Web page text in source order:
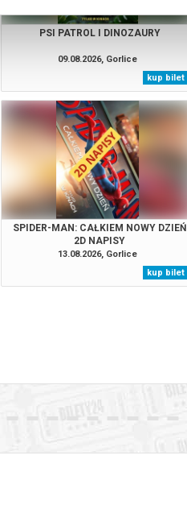
PSI PATROL I DINOZAURY
09.08.2026, Gorlice
kup bilet
SPIDER-MAN: CAŁKIEM NOWY DZIEŃ
2D NAPISY
13.08.2026, Gorlice
kup bilet